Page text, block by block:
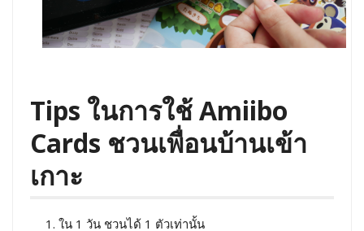
Tips ในการใช้ Amiibo
Cards ชวนเพื่อนบ้านเข้า
เกาะ
ใน 1 วัน ชวนได้ 1 ตัวเท่านั้น